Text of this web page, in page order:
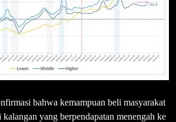
bahwa kemampuan beli masyarakat
yang berpendapatan menengah ke